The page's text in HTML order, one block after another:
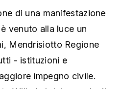
di una manifestazione
venuto alla luce un
Mendrisiotto Regione
- istituzioni e
impegno civile.